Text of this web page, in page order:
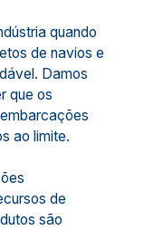
quando
de navios e
Damos
que os
ao limite.
de
são